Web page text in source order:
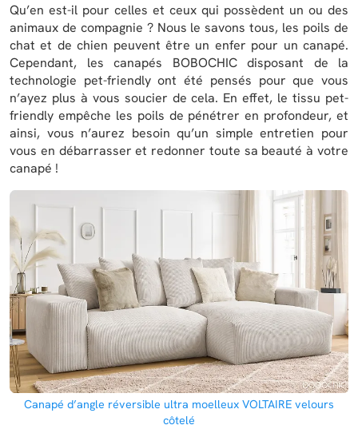
Qu’en est-il pour celles et ceux qui possèdent un ou des
animaux de compagnie ? Nous le savons tous, les poils de
chat et de chien peuvent être un enfer pour un canapé.
Cependant, les canapés BOBOCHIC disposant de la
technologie pet-friendly ont été pensés pour que vous
n’ayez plus à vous soucier de cela. En effet, le tissu pet-
friendly empêche les poils de pénétrer en profondeur, et
ainsi, vous n’aurez besoin qu’un simple entretien pour
vous en débarrasser et redonner toute sa beauté à votre
canapé !
Canapé d’angle réversible ultra moelleux VOLTAIRE velours
côtelé